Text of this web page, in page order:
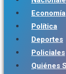
Economía
Política
Deportes
Policiales
Quiénes